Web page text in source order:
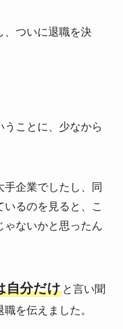
、ついに退職を決
うことに、少なから
企業でしたし、同
るのを見ると、こ
ゃないかと思ったん
自分だけと言い聞
を伝えました。